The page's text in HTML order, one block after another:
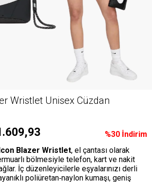
Wristlet Unisex Cüzdan
%30 İndirim
Blazer Wristlet, el çantası olarak
bölmesiyle telefon, kart ve nakit
İç düzenleyicilerle eşyalarınızı derli
poliüretan‑naylon kumaşı, geniş